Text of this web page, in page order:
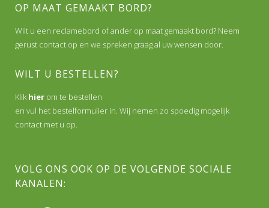
OP MAAT GEMAAKT BORD?
Wilt u een reclamebord of ander op maat gemaakt bord? Neem
gerust contact op en we spreken graag al uw wensen door.
WILT U BESTELLEN?
Klik hier om te bestellen
en vul het bestelformulier in. Wij nemen zo spoedig mogelijk
contact met u op.
VOLG ONS OOK OP DE VOLGENDE SOCIALE
KANALEN: